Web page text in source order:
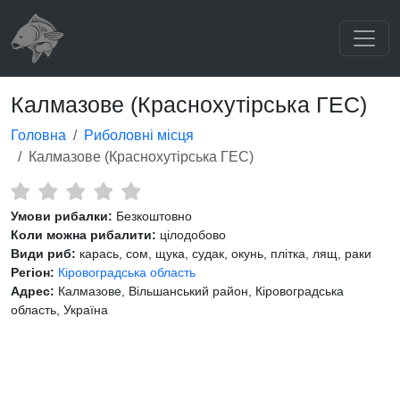
Калмазове (Краснохутірська ГЕС)
Головна
Риболовні місця
Калмазове (Краснохутірська ГЕС)
Умови рибалки: Безкоштовно
Коли можна рибалити: цілодобово
Види риб: карась, сом, щука, судак, окунь, плітка, лящ, раки
Регіон: Кіровоградська область
Адрес: Калмазове, Вільшанський район, Кіровоградська
область, Україна